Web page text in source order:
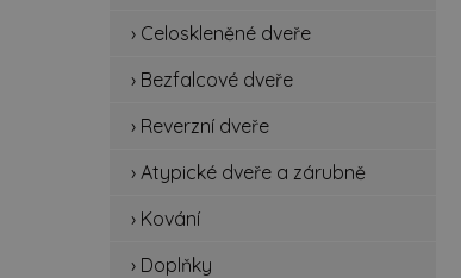
› Celoskleněné dveře
› Bezfalcové dveře
› Reverzní dveře
› Atypické dveře a zárubně
› Kování
› Doplňky